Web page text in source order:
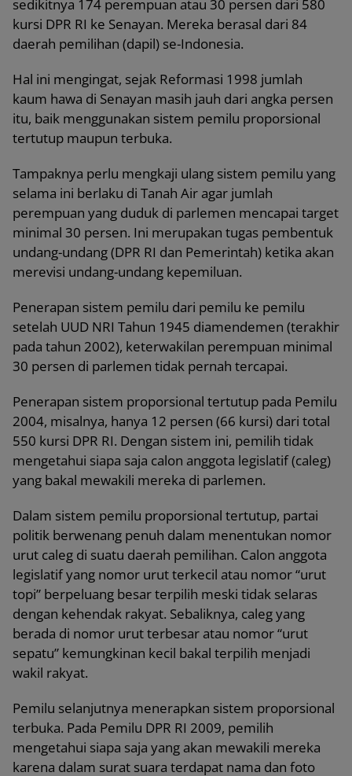
sedikitnya 174 perempuan atau 30 persen dari 580
kursi DPR RI ke Senayan. Mereka berasal dari 84
daerah pemilihan (dapil) se-Indonesia.
Hal ini mengingat, sejak Reformasi 1998 jumlah
kaum hawa di Senayan masih jauh dari angka persen
itu, baik menggunakan sistem pemilu proporsional
tertutup maupun terbuka.
Tampaknya perlu mengkaji ulang sistem pemilu yang
selama ini berlaku di Tanah Air agar jumlah
perempuan yang duduk di parlemen mencapai target
minimal 30 persen. Ini merupakan tugas pembentuk
undang-undang (DPR RI dan Pemerintah) ketika akan
merevisi undang-undang kepemiluan.
Penerapan sistem pemilu dari pemilu ke pemilu
setelah UUD NRI Tahun 1945 diamendemen (terakhir
pada tahun 2002), keterwakilan perempuan minimal
30 persen di parlemen tidak pernah tercapai.
Penerapan sistem proporsional tertutup pada Pemilu
2004, misalnya, hanya 12 persen (66 kursi) dari total
550 kursi DPR RI. Dengan sistem ini, pemilih tidak
mengetahui siapa saja calon anggota legislatif (caleg)
yang bakal mewakili mereka di parlemen.
Dalam sistem pemilu proporsional tertutup, partai
politik berwenang penuh dalam menentukan nomor
urut caleg di suatu daerah pemilihan. Calon anggota
legislatif yang nomor urut terkecil atau nomor “urut
topi” berpeluang besar terpilih meski tidak selaras
dengan kehendak rakyat. Sebaliknya, caleg yang
berada di nomor urut terbesar atau nomor “urut
sepatu” kemungkinan kecil bakal terpilih menjadi
wakil rakyat.
Pemilu selanjutnya menerapkan sistem proporsional
terbuka. Pada Pemilu DPR RI 2009, pemilih
mengetahui siapa saja yang akan mewakili mereka
karena dalam surat suara terdapat nama dan foto